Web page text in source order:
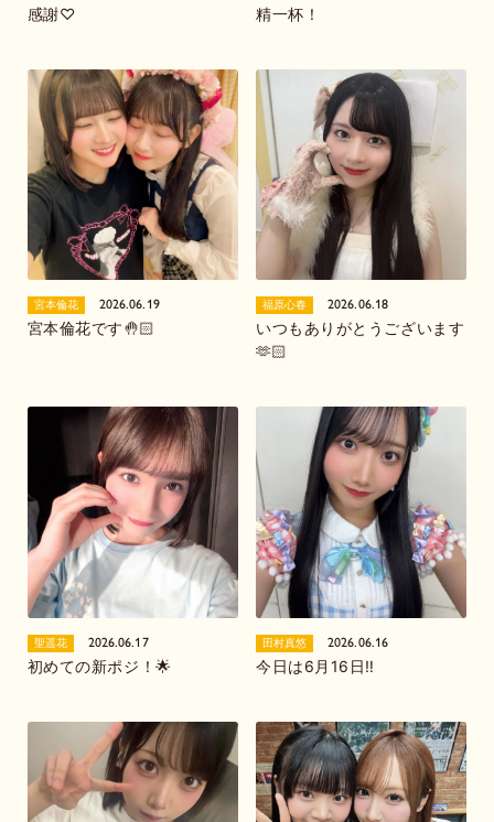
感謝♡ 精一杯！
宮本倫花 2026.06.19
宮本倫花です🤚🏻
福原心春 2026.06.18
いつもありがとうございます
🫶🏻
聖遥花 2026.06.17
初めての新ポジ！🌟
田村真悠 2026.06.16
今日は6月16日‼️